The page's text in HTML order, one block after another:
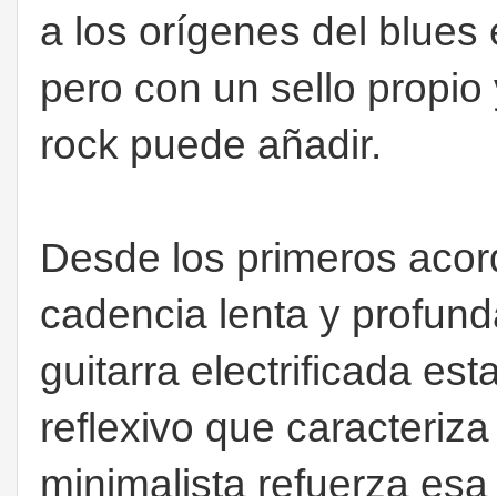
a los orígenes del blues
pero con un sello
rock puede añadir.
Desde los primeros
cadencia lenta y
guitarra electrificada
reflexivo que
minimalista refuerza